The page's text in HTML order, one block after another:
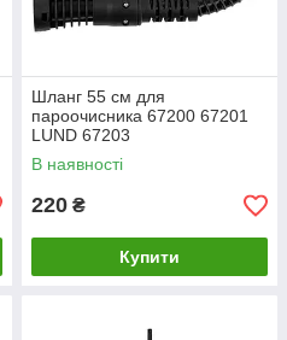
Шланг 55 см для
пароочисника 67200 67201
LUND 67203
В наявності
220 ₴
Купити